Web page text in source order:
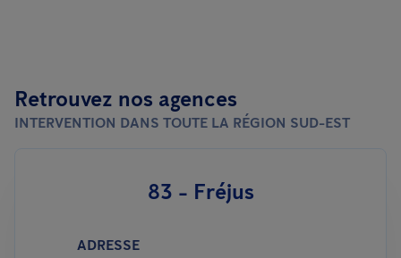
Retrouvez nos agences
INTERVENTION DANS TOUTE LA RÉGION SUD-EST
83 - Fréjus
ADRESSE